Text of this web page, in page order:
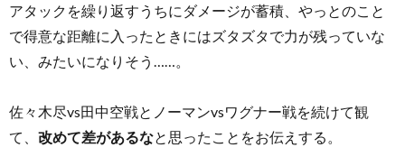
アタックを繰り返すうちにダメージが蓄積、やっとのこと
で得意な距離に入ったときにはズタズタで力が残っていな
い、みたいになりそう……。
佐々木尽vs田中空戦とノーマンvsワグナー戦を続けて観
て、 改めて差があるなと思ったことをお伝えする。